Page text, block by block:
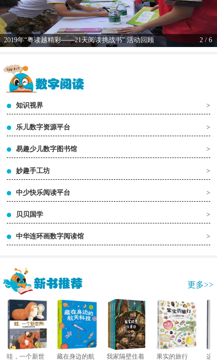
2019年“粤读越精彩——21天阅读挑战书” 活动回顾 2 / 6
知识视界 >
乐儿数字资源平台 >
易趣少儿数字图书馆 >
妙趣手工坊 >
中少快乐阅读平台 >
贝贝国学 >
中华连环画数字阅读馆 >
更多>>
哇，一个新世
藏在身边的航
我家隔壁住着
果实的旅行
这